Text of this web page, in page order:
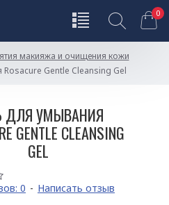
0
макияжа и очищения кожи
Rosacure Gentle Cleansing Gel
ДЛЯ УМЫВАНИЯ
GENTLE CLEANSING
GEL
0 - Написать отзыв